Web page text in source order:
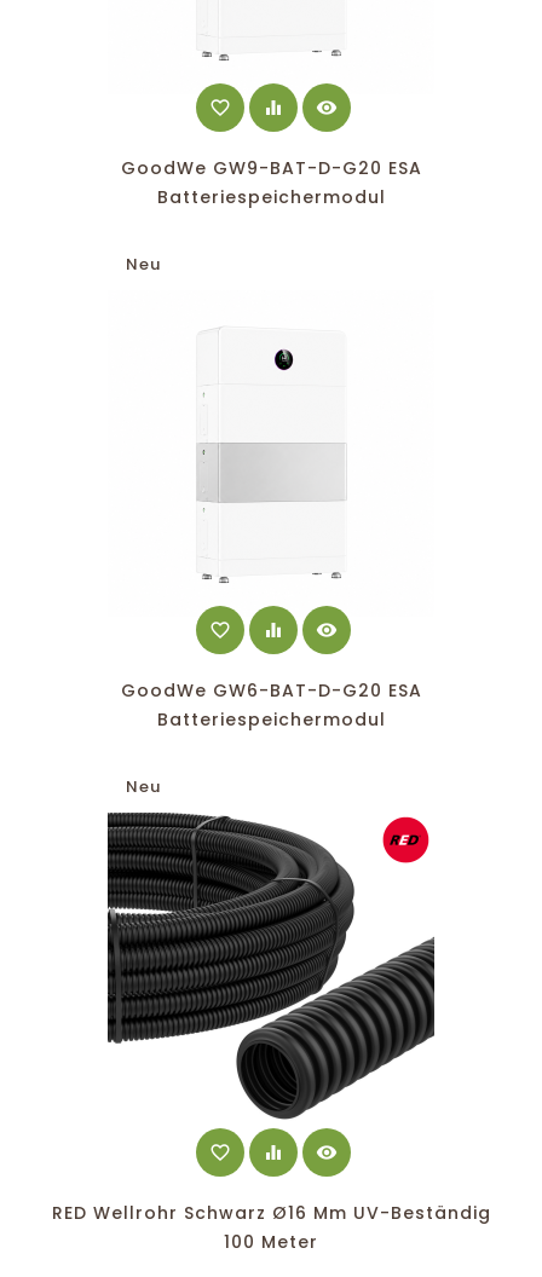
favorite_border equalizer visibility
GoodWe GW9-BAT-D-G20 ESA
Batteriespeichermodul
Neu
favorite_border equalizer visibility
GoodWe GW6-BAT-D-G20 ESA
Batteriespeichermodul
Neu
favorite_border equalizer visibility
RED Wellrohr Schwarz Ø16 Mm UV-Beständig
100 Meter